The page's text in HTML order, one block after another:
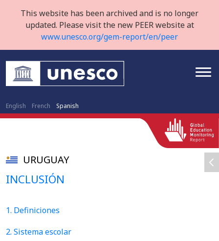
This website has been archived and is no longer
updated. Please visit the new PEER website at
www.unesco.org/gem-report/en/peer
English French Spanish
URUGUAY
INCLUSIÓN
1. Definiciones
2. Sistema escolar